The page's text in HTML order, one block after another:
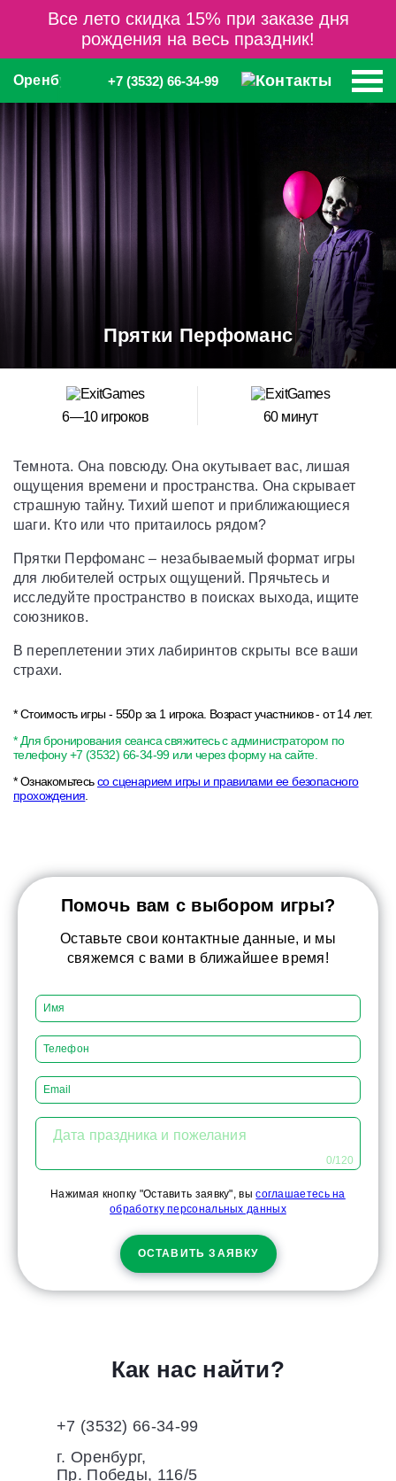
Все лето скидка 15% при заказе дня
рождения на весь праздник!
Оренбург +7 (3532) 66-34-99
Прятки Перфоманс
6—10 игроков 60 минут
Темнота. Она повсюду. Она окутывает вас, лишая
ощущения времени и пространства. Она скрывает
страшную тайну. Тихий шепот и приближающиеся
шаги. Кто или что притаилось рядом?
Прятки Перфоманс – незабываемый формат игры
для любителей острых ощущений. Прячьтесь и
исследуйте пространство в поисках выхода, ищите
союзников.
В переплетении этих лабиринтов скрыты все ваши
страхи.
* Стоимость игры - 550р за 1 игрока. Возраст участников - от 14 лет.
* Для бронирования сеанса свяжитесь с администратором по
телефону +7 (3532) 66-34-99 или через форму на сайте.
* Ознакомьтесьсо сценарием игры и правилами ее безопасного
прохождения
Помочь вам с выбором игры?
Оставьте свои контактные данные, и мы
свяжемся с вами в ближайшее время!
Дата праздника и пожелания
0/120
Нажимая кнопку "Оставить заявку", высоглашаетесь на
обработку персональных данных
ОСТАВИТЬ ЗАЯВКУ
Как нас найти?
+7 (3532) 66-34-99
г. Оренбург,
Пр. Победы, 116/5